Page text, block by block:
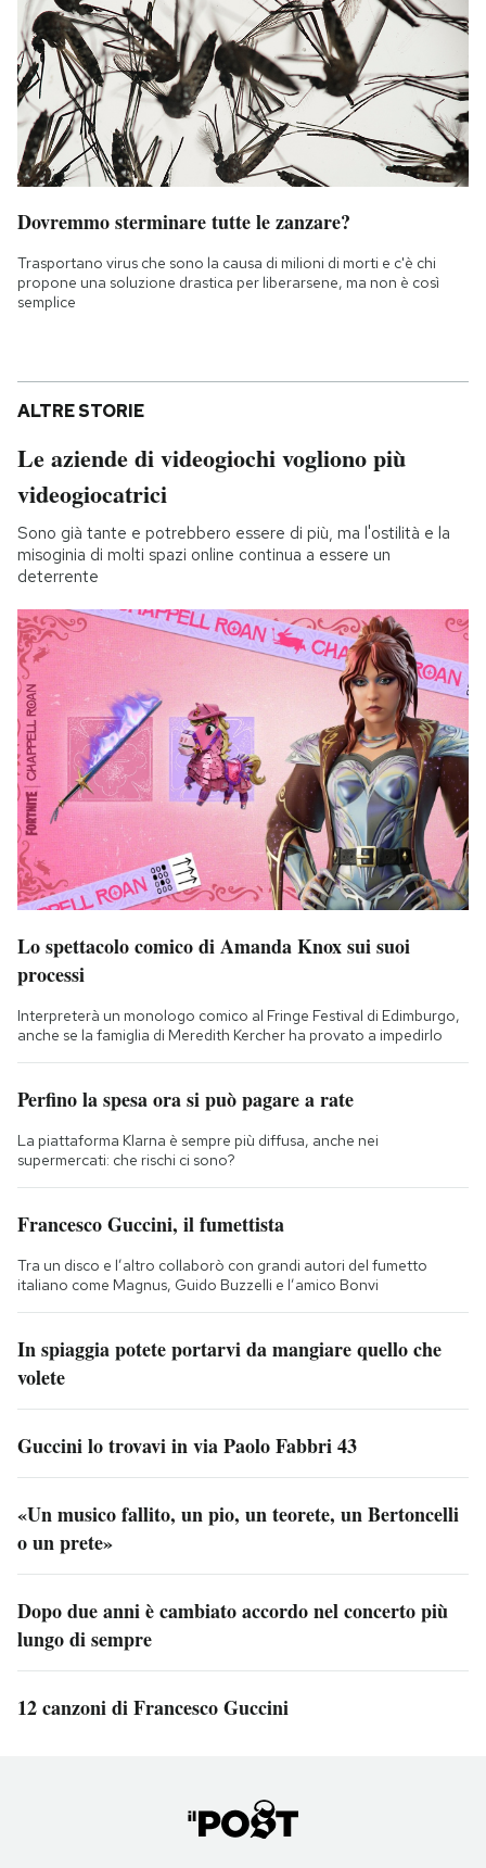
Dovremmo sterminare tutte le zanzare?
Trasportano virus che sono la causa di milioni di morti e c'è chi
propone una soluzione drastica per liberarsene, ma non è così
semplice
ALTRE STORIE
Le aziende di videogiochi vogliono più
videogiocatrici
Sono già tante e potrebbero essere di più, ma l'ostilità e la
misoginia di molti spazi online continua a essere un
deterrente
Lo spettacolo comico di Amanda Knox sui suoi
processi
Interpreterà un monologo comico al Fringe Festival di Edimburgo,
anche se la famiglia di Meredith Kercher ha provato a impedirlo
Perfino la spesa ora si può pagare a rate
La piattaforma Klarna è sempre più diffusa, anche nei
supermercati: che rischi ci sono?
Francesco Guccini, il fumettista
Tra un disco e l’altro collaborò con grandi autori del fumetto
italiano come Magnus, Guido Buzzelli e l’amico Bonvi
In spiaggia potete portarvi da mangiare quello che
volete
Guccini lo trovavi in via Paolo Fabbri 43
«Un musico fallito, un pio, un teorete, un Bertoncelli
o un prete»
Dopo due anni è cambiato accordo nel concerto più
lungo di sempre
12 canzoni di Francesco Guccini